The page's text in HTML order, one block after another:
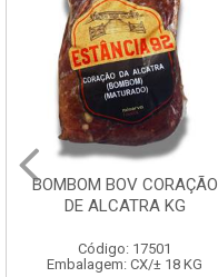
BOMBOM BOV CORAÇÃO
DE ALCATRA KG
Código: 17501
Embalagem: CX/± 18 KG